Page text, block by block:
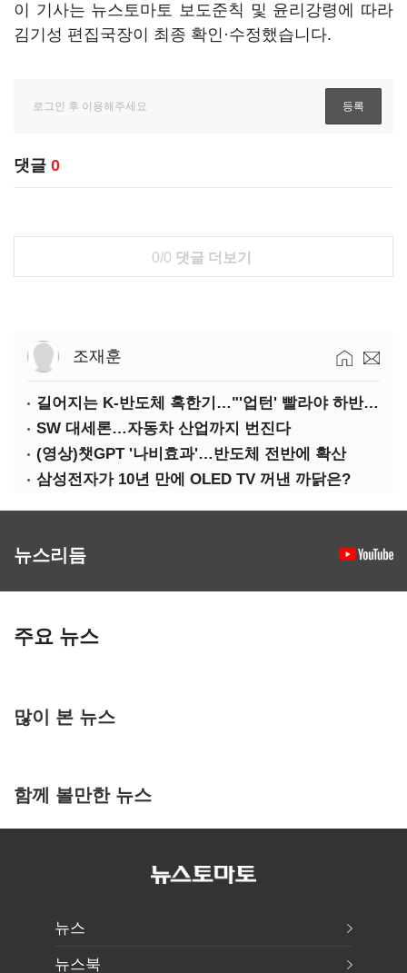
이 기사는 뉴스토마토 보도준칙 및 윤리강령에 따라
김기성 편집국장이 최종 확인·수정했습니다.
댓글 0
0/0 댓글 더보기
조재훈
길어지는 K-반도체 혹한기…"'업턴' 빨라야 하반기"
SW 대세론…자동차 산업까지 번진다
(영상)챗GPT '나비효과'…반도체 전반에 확산
삼성전자가 10년 만에 OLED TV 꺼낸 까닭은?
뉴스리듬
주요 뉴스
많이 본 뉴스
함께 볼만한 뉴스
뉴스
뉴스북